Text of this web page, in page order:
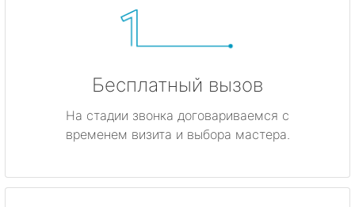
Бесплатный вызов
На стадии звонка договариваемся с
временем визита и выбора мастера.